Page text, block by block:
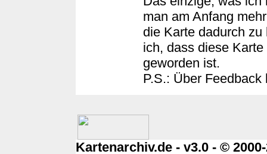
man am Anfang
die Karte dadurch
ich, dass diese
geworden ist.
P.S.: Über
Kartenarchiv.de - v3.0 - ©